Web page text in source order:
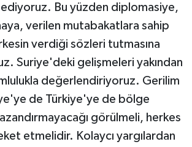
Bu yüzden diplomasiye,
verilen mutabakatlara sahip
verdiği sözleri tutmasına
Suriye'deki gelişmeleri yakından
değerlendiriyoruz. Gerilim
de Türkiye'ye de bölge
görülmeli, herkes
etmelidir. Kolaycı yargılardan